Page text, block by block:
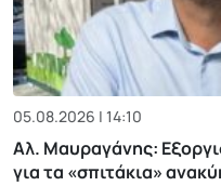
05.08.2026 | 14:10
Αλ. Μαυραγάνης:
για τα «σπιτάκια»